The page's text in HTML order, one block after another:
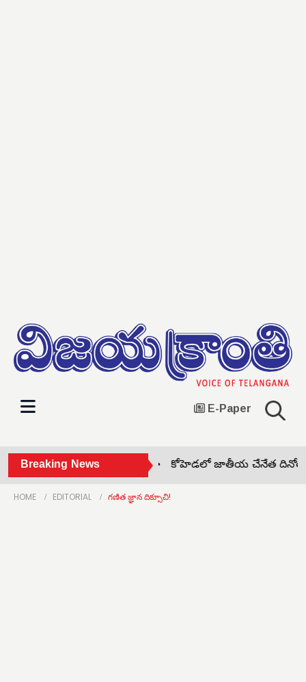
E-Paper
Breaking Newsనలుగురు మృతి •కోహెడలో జాతీయ చేనేత దినోత్సవ
HOME EDITORIAL గణిత జ్ఞాన దిక్సూచి!